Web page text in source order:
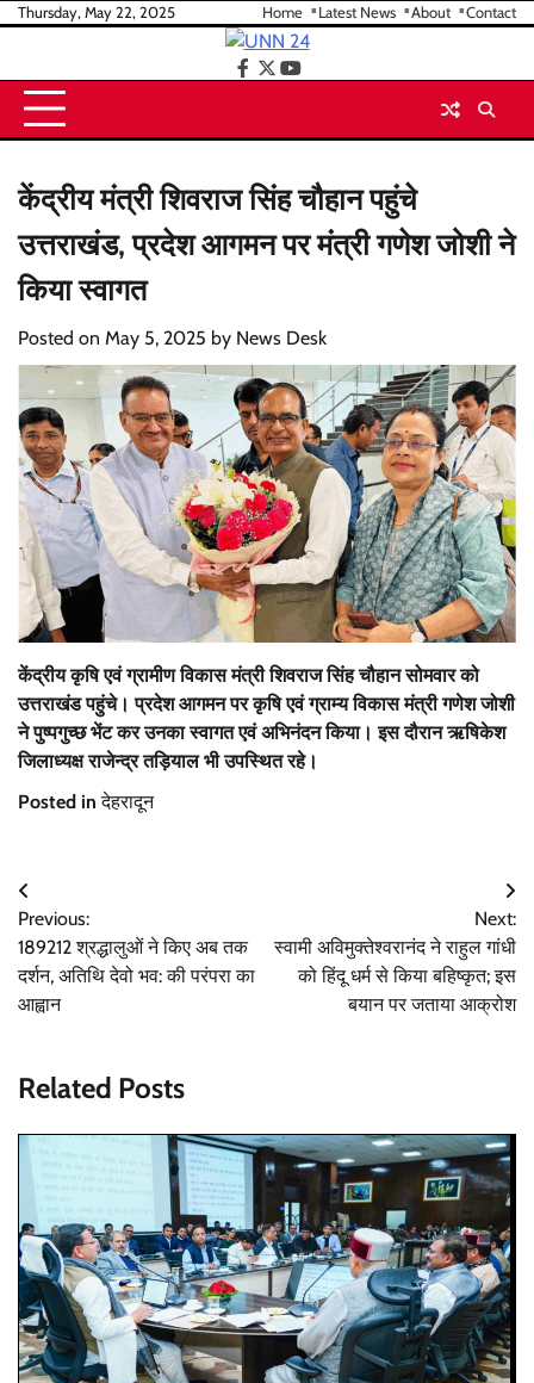
SkipThursday, May 22, 2025 Home Latest News About Contact
facebook
twitteryoutube
केंद्रीय मंत्री शिवराज सिंह चौहान पहुंचे
उत्तराखंड, प्रदेश आगमन पर मंत्री गणेश जोशी ने
किया स्वागत
Posted on May 5, 2025 by News Desk
केंद्रीय कृषि एवं ग्रामीण विकास मंत्री शिवराज सिंह चौहान सोमवार को
उत्तराखंड पहुंचे। प्रदेश आगमन पर कृषि एवं ग्राम्य विकास मंत्री गणेश जोशी
ने पुष्पगुच्छ भेंट कर उनका स्वागत एवं अभिनंदन किया। इस दौरान ऋषिकेश
जिलाध्यक्ष राजेन्द्र तड़ियाल भी उपस्थित रहे।
Posted inदेहरादून
Post
navigation
Previous:
189212 श्रद्धालुओं ने किए अब तक
दर्शन, अतिथि देवो भव: की परंपरा का
आह्वान
Next:
स्वामी अविमुक्तेश्वरानंद ने राहुल गांधी
को हिंदू धर्म से किया बहिष्कृत; इस
बयान पर जताया आक्रोश
Related Posts